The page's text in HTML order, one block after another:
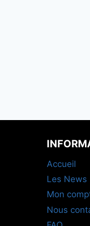
Accueil
Les News
Mon
Nous